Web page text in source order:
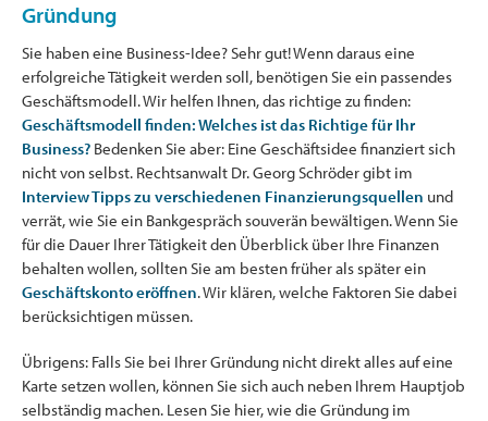
Gründung
Sie haben eine Business-Idee? Sehr gut! Wenn daraus eine
erfolgreiche Tätigkeit werden soll, benötigen Sie ein passendes
Geschäftsmodell. Wir helfen Ihnen, das richtige zu finden:
Geschäftsmodell finden: Welches ist das Richtige für Ihr
Business? Bedenken Sie aber: Eine Geschäftsidee finanziert sich
nicht von selbst. Rechtsanwalt Dr. Georg Schröder gibt im
Interview Tipps zu verschiedenen Finanzierungsquellen und
verrät, wie Sie ein Bankgespräch souverän bewältigen. Wenn Sie
für die Dauer Ihrer Tätigkeit den Überblick über Ihre Finanzen
behalten wollen, sollten Sie am besten früher als später ein
Geschäftskonto eröffnen. Wir klären, welche Faktoren Sie dabei
berücksichtigen müssen.
Übrigens: Falls Sie bei Ihrer Gründung nicht direkt alles auf eine
Karte setzen wollen, können Sie sich auch neben Ihrem Hauptjob
selbständig machen. Lesen Sie hier, wie die Gründung im